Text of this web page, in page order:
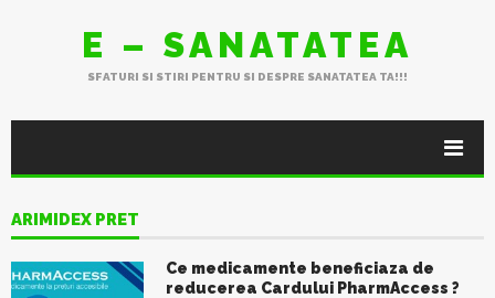
E – SANATATEA
SFATURI SI STIRI PENTRU SI DESPRE SANATATEA TA!!!
ARIMIDEX PRET
Ce medicamente beneficiaza de
reducerea Cardului PharmAccess ?